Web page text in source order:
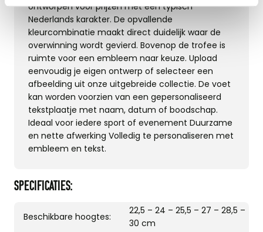
ontworpen voor prijzen met een typisch
Nederlands karakter. De opvallende
kleurcombinatie maakt direct duidelijk waar de
overwinning wordt gevierd. Bovenop de trofee is
ruimte voor een embleem naar keuze. Upload
eenvoudig je eigen ontwerp of selecteer een
afbeelding uit onze uitgebreide collectie. De voet
kan worden voorzien van een gepersonaliseerd
tekstplaatje met naam, datum of boodschap.
Ideaal voor iedere sport of evenement Duurzame
en nette afwerking Volledig te personaliseren met
embleem en tekst.
SPECIFICATIES:
Beschikbare hoogtes:
22,5 – 24 – 25,5 – 27 – 28,5 –
30 cm